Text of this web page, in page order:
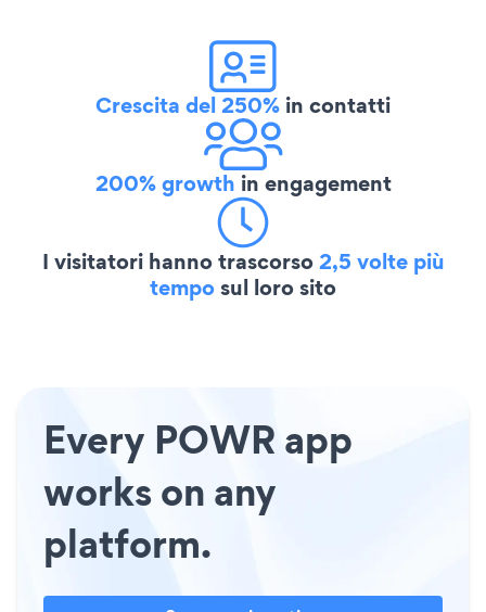
Crescita del 250% in contatti
200% growth in engagement
I visitatori hanno trascorso2,5 volte più
temposul loro sito
Every POWR app
works on any
platform.